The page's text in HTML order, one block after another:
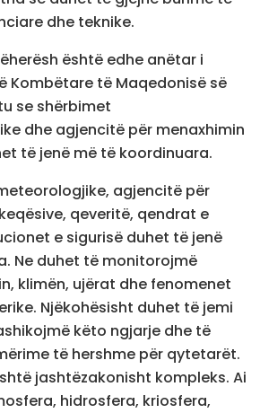
dhe teknike.
është edhe anëtar i
Kombëtare të Maqedonisë së
se shërbimet
dhe agjencitë për menaxhimin
të jenë më të koordinuara.
agjencitë për
qeveritë, qendrat e
e sigurisë duhet të jenë
Ne duhet të monitorojmë
klimën, ujërat dhe fenomenet
Njëkohësisht duhet të jemi
këto ngjarje dhe të
të hershme për qytetarët.
jashtëzakonisht kompleks. Ai
hidrosfera, kriosfera,